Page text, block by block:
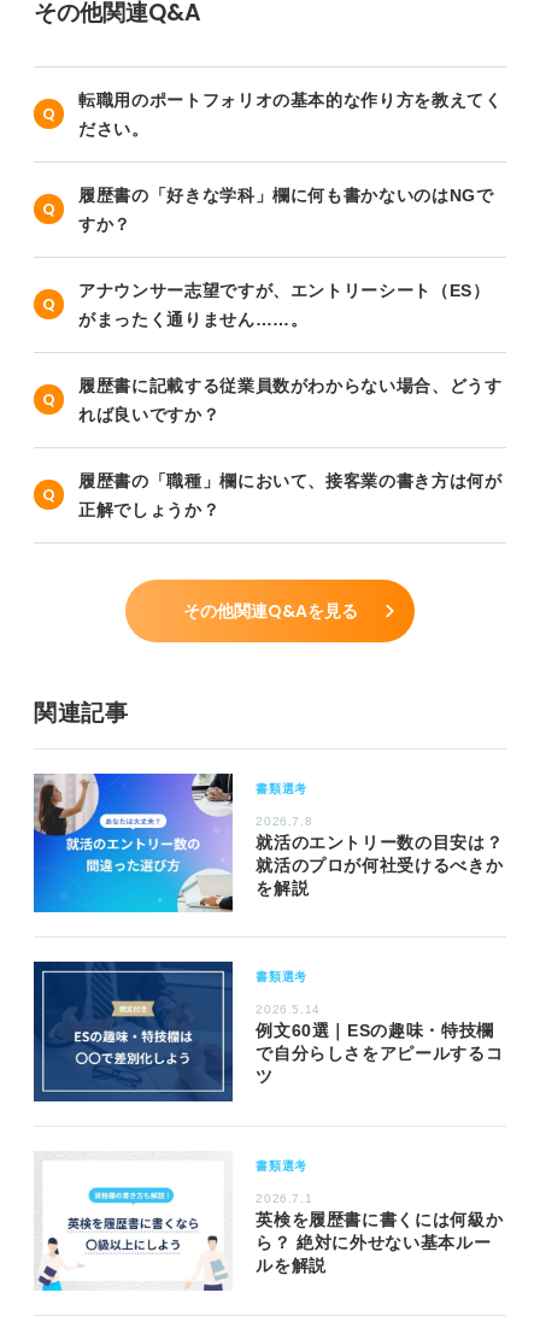
その他関連Q&A
転職用のポートフォリオの基本的な作り方を教えてく
ださい。
履歴書の「好きな学科」欄に何も書かないのはNGで
すか？
アナウンサー志望ですが、エントリーシート（ES）
がまったく通りません……。
履歴書に記載する従業員数がわからない場合、どうす
れば良いですか？
履歴書の「職種」欄において、接客業の書き方は何が
正解でしょうか？
その他関連Q&Aを見る
関連記事
書類選考
2026.7.8
就活のエントリー数の目安は？
就活のプロが何社受けるべきか
を解説
書類選考
2026.5.14
例文60選｜ESの趣味・特技欄
で自分らしさをアピールするコ
ツ
書類選考
2026.7.1
英検を履歴書に書くには何級か
ら？ 絶対に外せない基本ルー
ルを解説